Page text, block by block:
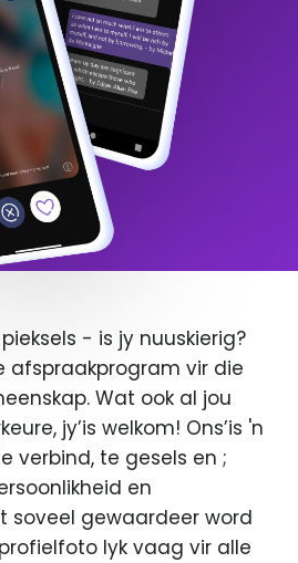
- is jy nuuskierig?
afspraakprogram vir die
Wat ook al jou
jy’is welkom! Ons’is 'n
verbind, te gesels en ;
en
soveel gewaardeer word
lyk vaag vir alle